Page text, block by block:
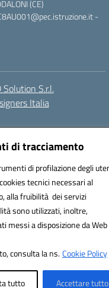
di tracciamento
di profilazione degli
tecnici necessari al
alla fruibilità dei servizi
sono utilizzati, inoltre,
messi a disposizione da Web
consulta la ns.Cookie Policy
tutto Accettare tutto
(CE)
-
S.r.l.
Italia